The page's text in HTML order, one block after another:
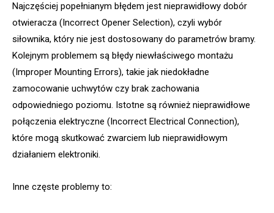
Najczęściej popełnianym błędem jest nieprawidłowy dobór
otwieracza (Incorrect Opener Selection), czyli wybór
siłownika, który nie jest dostosowany do parametrów bramy.
Kolejnym problemem są błędy niewłaściwego montażu
(Improper Mounting Errors), takie jak niedokładne
zamocowanie uchwytów czy brak zachowania
odpowiedniego poziomu. Istotne są również nieprawidłowe
połączenia elektryczne (Incorrect Electrical Connection),
które mogą skutkować zwarciem lub nieprawidłowym
działaniem elektroniki.
Inne częste problemy to: